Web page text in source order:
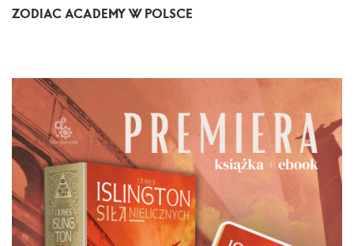
ZODIAC ACADEMY W POLSCE